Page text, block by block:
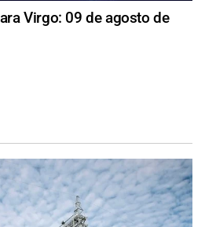
Virgo: 09 de agosto de